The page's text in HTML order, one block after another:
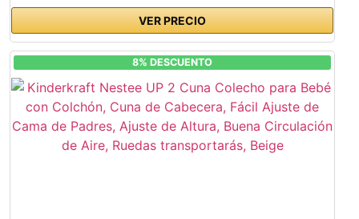
VER PRECIO
8% DESCUENTO